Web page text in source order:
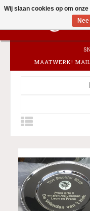
MAATWERK! MAIL
Wij slaan cookies op om
Nee